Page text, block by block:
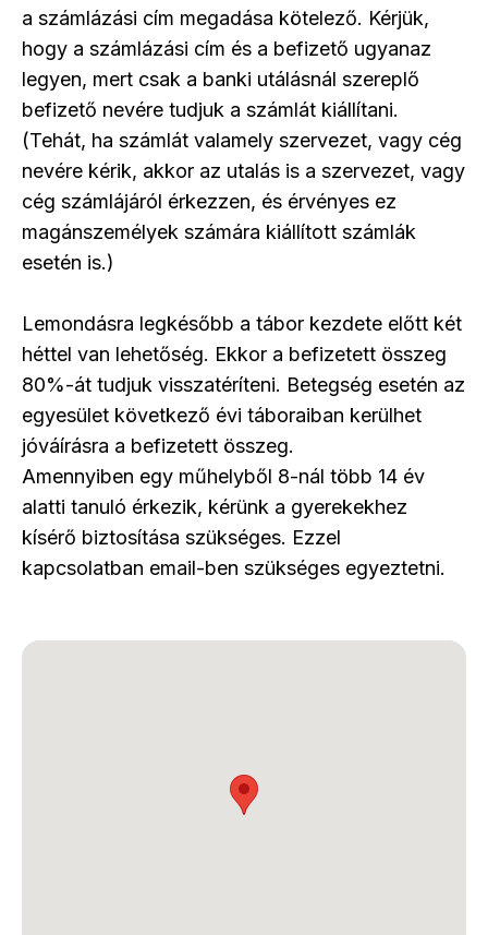
a számlázási cím megadása kötelező. Kérjük,
hogy a számlázási cím és a befizető ugyanaz
legyen, mert csak a banki utálásnál szereplő
befizető nevére tudjuk a számlát kiállítani.
(Tehát, ha számlát valamely szervezet, vagy cég
nevére kérik, akkor az utalás is a szervezet, vagy
cég számlájáról érkezzen, és érvényes ez
magánszemélyek számára kiállított számlák
esetén is.)
Lemondásra legkésőbb a tábor kezdete előtt két
héttel van lehetőség. Ekkor a befizetett összeg
80%-át tudjuk visszatéríteni. Betegség esetén az
egyesület következő évi táboraiban kerülhet
jóváírásra a befizetett összeg.
Amennyiben egy műhelyből 8-nál több 14 év
alatti tanuló érkezik, kérünk a gyerekekhez
kísérő biztosítása szükséges. Ezzel
kapcsolatban email-ben szükséges egyeztetni.